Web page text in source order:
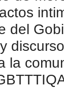
del
la